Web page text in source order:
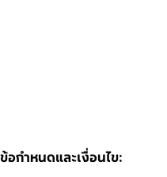
ข้อกำหนดและเงื่อนไข: